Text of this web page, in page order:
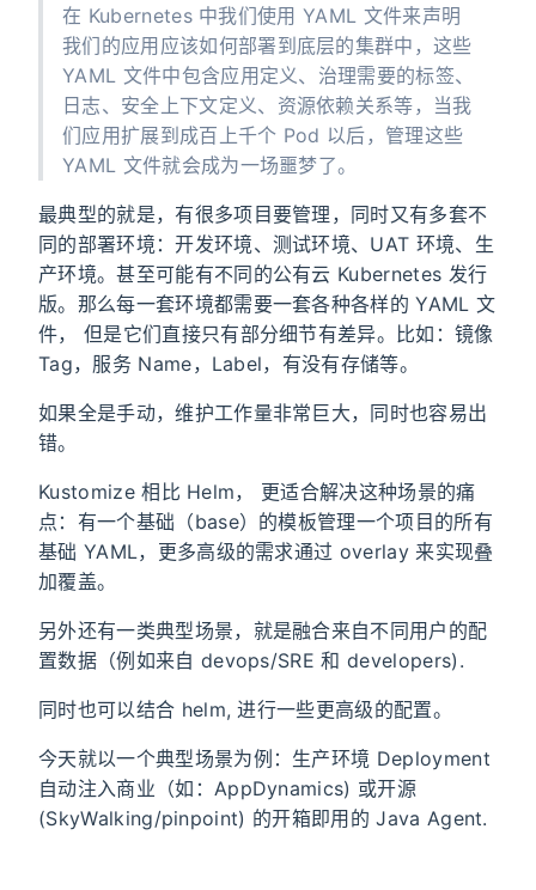
在 Kubernetes 中我们使用 YAML 文件来声明
我们的应用应该如何部署到底层的集群中，这些
YAML 文件中包含应用定义、治理需要的标签、
日志、安全上下文定义、资源依赖关系等，当我
们应用扩展到成百上千个 Pod 以后，管理这些
YAML 文件就会成为一场噩梦了。
最典型的就是，有很多项目要管理，同时又有多套不
同的部署环境：开发环境、测试环境、UAT 环境、生
产环境。甚至可能有不同的公有云 Kubernetes 发行
版。那么每一套环境都需要一套各种各样的 YAML 文
件， 但是它们直接只有部分细节有差异。比如：镜像
Tag，服务 Name，Label，有没有存储等。
如果全是手动，维护工作量非常巨大，同时也容易出
错。
Kustomize 相比 Helm， 更适合解决这种场景的痛
点：有一个基础（base）的模板管理一个项目的所有
基础 YAML，更多高级的需求通过 overlay 来实现叠
加覆盖。
另外还有一类典型场景，就是融合来自不同用户的配
置数据（例如来自 devops/SRE 和 developers).
同时也可以结合 helm, 进行一些更高级的配置。
今天就以一个典型场景为例：生产环境 Deployment
自动注入商业（如：AppDynamics) 或开源
(SkyWalking/pinpoint) 的开箱即用的 Java Agent.